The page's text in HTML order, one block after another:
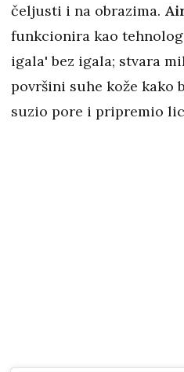
čeljusti i na obrazima.
funkcionira kao
igala' bez igala; stvara
površini suhe kože kako
suzio pore i pripremio